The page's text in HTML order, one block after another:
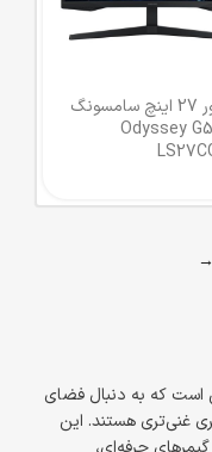
مانیتور 27 اینچ سامسونگ
مدل Odyssey G5
→
کسانی است که به دنبال فضای
غنی‌تری هستند. این